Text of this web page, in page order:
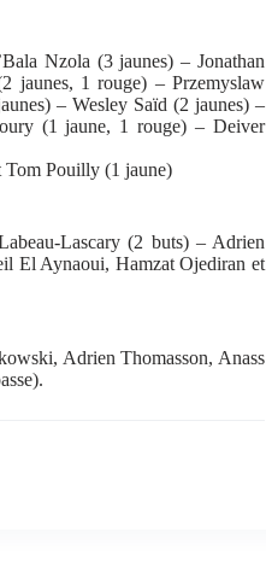
Nzola (3 jaunes) – Jonathan
jaunes, 1 rouge) – Przemyslaw
– Wesley Saïd (2 jaunes) –
(1 jaune, 1 rouge) – Deiver
Tom Pouilly (1 jaune)
Lascary (2 buts) – Adrien
El Aynaoui, Hamzat Ojediran et
Adrien Thomasson, Anass